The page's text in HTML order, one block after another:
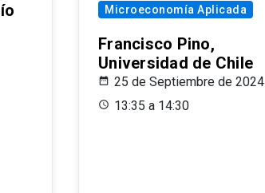
Microeconomía Aplicada
Francisco Pino,
Universidad de Chile
25 de Septiembre de 2024
13:35 a 14:30